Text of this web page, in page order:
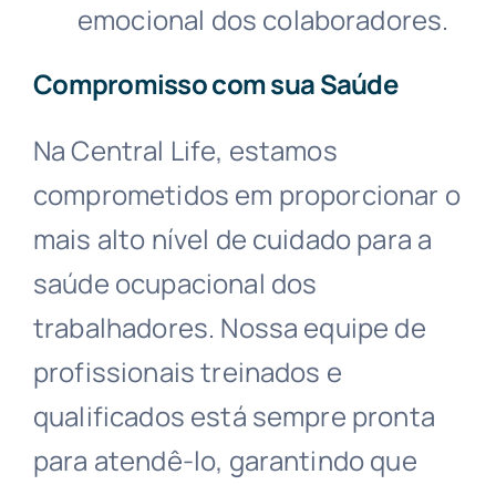
emocional dos colaboradores.
Compromisso com sua Saúde
Na Central Life, estamos
comprometidos em proporcionar o
mais alto nível de cuidado para a
saúde ocupacional dos
trabalhadores. Nossa equipe de
profissionais treinados e
qualificados está sempre pronta
para atendê-lo, garantindo que